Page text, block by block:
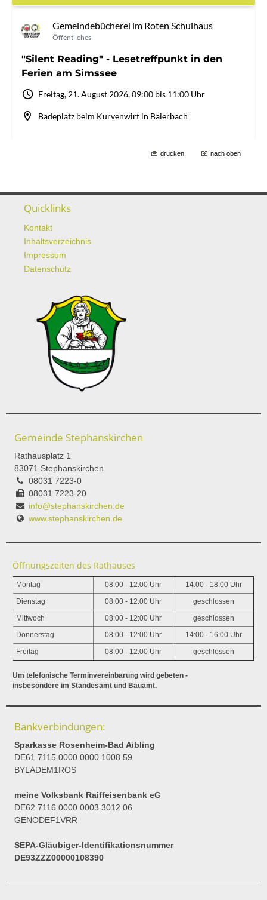
drucken nach oben
Quicklinks
Kontakt
Inhaltsverzeichnis
Impressum
Datenschutz
Gemeinde Stephanskirchen
Rathausplatz 1
83071 Stephanskirchen
08031 7223-0
08031 7223-20
info@stephanskirchen.de
www.stephanskirchen.de
Öffnungszeiten des Rathauses
Montag 08:00 - 12:00 Uhr 14:00 - 18:00 Uhr
Dienstag 08:00 - 12:00 Uhr geschlossen
Mittwoch 08:00 - 12:00 Uhr geschlossen
Donnerstag 08:00 - 12:00 Uhr 14:00 - 16:00 Uhr
Freitag 08:00 - 12:00 Uhr geschlossen
Um telefonische Terminvereinbarung wird gebeten -
insbesondere im Standesamt und Bauamt.
Bankverbindungen:
Sparkasse Rosenheim-Bad Aibling
DE61 7115 0000 0000 1008 59
BYLADEM1ROS
meine Volksbank Raiffeisenbank eG
DE62 7116 0000 0003 3012 06
GENODEF1VRR
SEPA-Gläubiger-Identifikationsnummer
DE93ZZZ00000108390